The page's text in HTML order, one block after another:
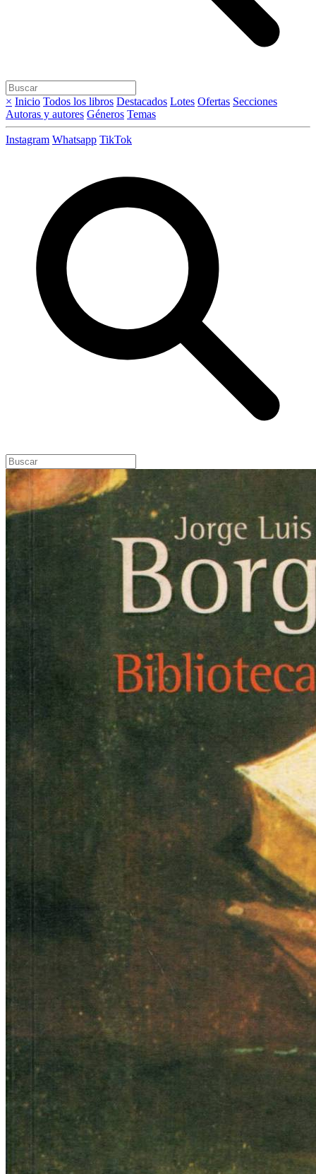
× Inicio Todos los libros Destacados Lotes Ofertas Secciones
Autoras y autores Géneros Temas
Instagram Whatsapp TikTok